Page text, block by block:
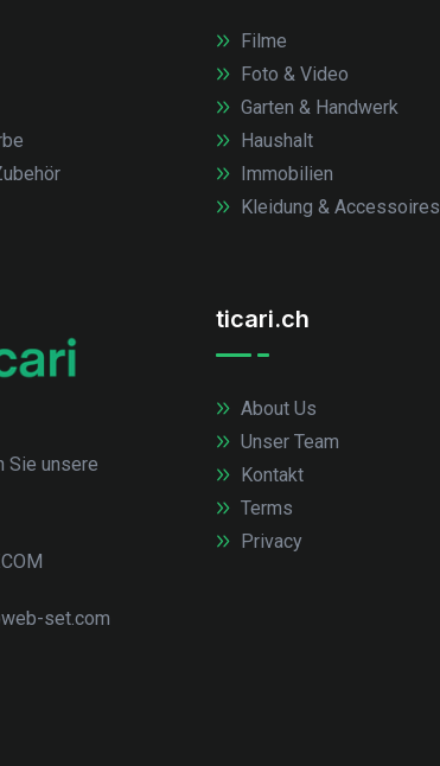
Filme
Foto & Video
Garten & Handwerk
Haushalt
Immobilien
Kleidung & Accessoires
Sie unsere
set.com
ticari.ch
About Us
Unser Team
Kontakt
Terms
Privacy